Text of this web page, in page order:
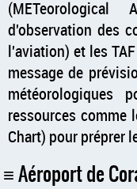
(METeorological
d'observation des
l'aviation) et les
message de
météorologiques
ressources comme
Chart) pour préprer
Aéroport de